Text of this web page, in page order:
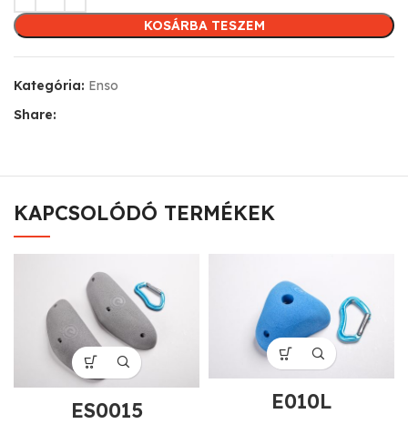
KOSÁRBA TESZEM
Kategória: Enso
Share:
KAPCSOLÓDÓ TERMÉKEK
ES0015 E010L